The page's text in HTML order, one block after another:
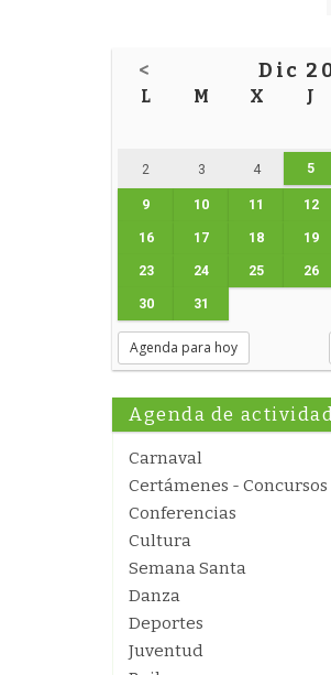
< Dic
L M X J
2 3 4 5
9 10 11 12
16 17 18 19
23 24 25 26
30 31
Agenda para hoy
Agenda de
Carnaval
Certámenes - Concursos
Conferencias
Cultura
Semana Santa
Danza
Deportes
Juventud